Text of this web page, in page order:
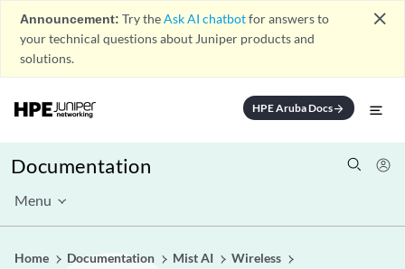
Announcement: Try theAsk AI chatbotfor answers to
your technical questions about Juniper products and
solutions.
close
HPE Aruba Docsarrow_forward
Documentation
Menu
Home Documentation Mist AI
Wireless